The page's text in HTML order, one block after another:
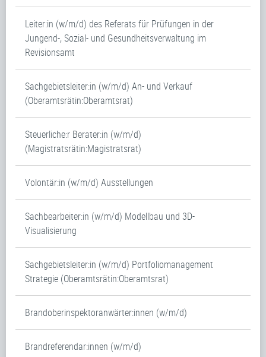
Leiter:in (w/m/d) des Referats für Prüfungen in der
Jungend-, Sozial- und Gesundheitsverwaltung im
Revisionsamt
Sachgebietsleiter:in (w/m/d) An- und Verkauf
(Oberamtsrätin:Oberamtsrat)
Steuerliche:r Berater:in (w/m/d)
(Magistratsrätin:Magistratsrat)
Volontär:in (w/m/d) Ausstellungen
Sachbearbeiter:in (w/m/d) Modellbau und 3D-
Visualisierung
Sachgebietsleiter:in (w/m/d) Portfoliomanagement
Strategie (Oberamtsrätin:Oberamtsrat)
Brandoberinspektoranwärter:innen (w/m/d)
Brandreferendar:innen (w/m/d)